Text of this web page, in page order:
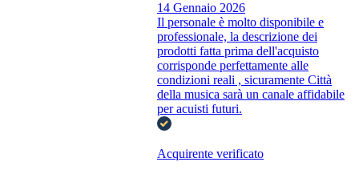
14 Gennaio 2026
Il personale è molto disponibile e
professionale, la descrizione dei
prodotti fatta prima dell'acquisto
corrisponde perfettamente alle
condizioni reali , sicuramente Città
della musica sarà un canale affidabile
per acuisti futuri.
Acquirente verificato